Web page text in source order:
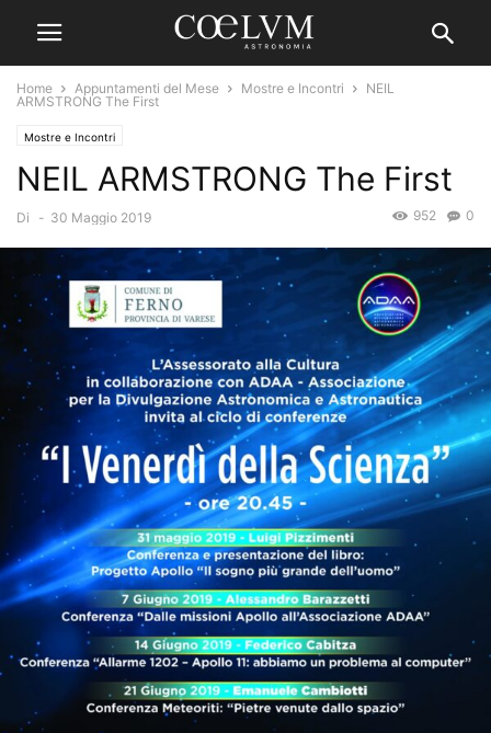
Home Appuntamenti del Mese Mostre e Incontri
NEIL
ARMSTRONG The First
Mostre e Incontri
NEIL ARMSTRONG The First
Di - 30 Maggio 2019 0
952